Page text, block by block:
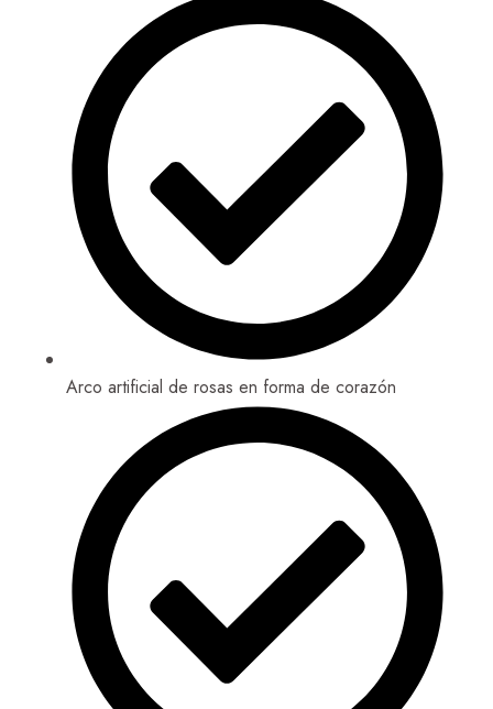
Arco artificial de rosas en forma de corazón